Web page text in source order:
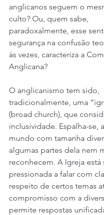
anglicanos seguem o
culto? Ou, quem sabe,
paradoxalmente, esse
segurança na confusão
às vezes, caracteriza a
Anglicana?
O anglicanismo tem sido,
tradicionalmente, uma
(broad church), que
inclusividade. Espalha-se,
mundo com tamanha
algumas partes dela nem
reconhecem. A Igreja está
pressionada a falar com
respeito de certos temas
compromisso com a
permite respostas